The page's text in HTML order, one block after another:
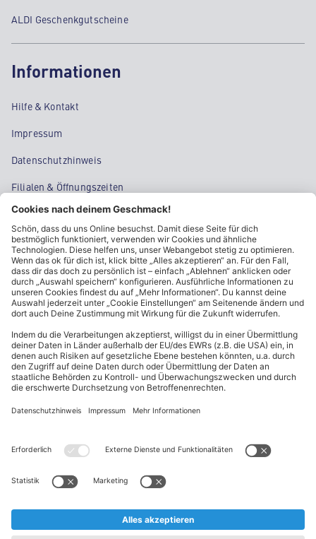
ALDI Geschenkgutscheine
Informationen
Hilfe & Kontakt
Impressum
Datenschutzhinweis
Filialen & Öffnungszeiten
Kontakt
Cookie-Einstellungen
Kundeninformationen
ALDI Nord folgen
* Wir bitten um Beachtung, dass diese Aktionsartikel im
begrenzter Anzahl zur Verfügung stehen. Sie können daher schon
ausverkauft sein.
** Wir bitten um Beachtung, dass diese Artikel nur in begrenzter